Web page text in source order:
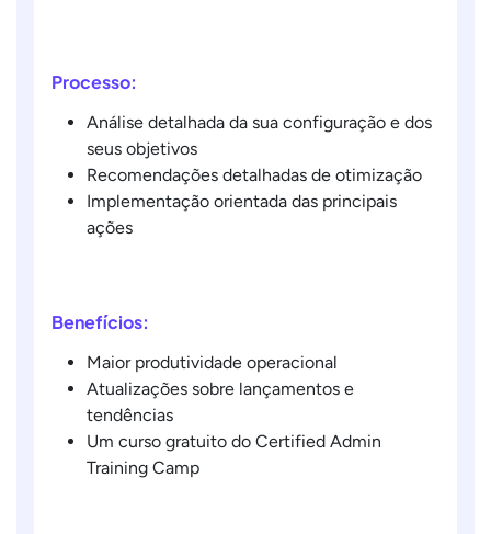
Processo:
Análise detalhada da sua configuração e dos
seus objetivos
Recomendações detalhadas de otimização
Implementação orientada das principais
ações
Benefícios:
Maior produtividade operacional
Atualizações sobre lançamentos e
tendências
Um curso gratuito do Certified Admin
Training Camp